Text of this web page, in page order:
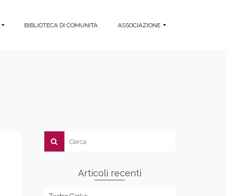
BIBLIOTECA DI COMUNITÀ ASSOCIAZIONE
Articoli recenti